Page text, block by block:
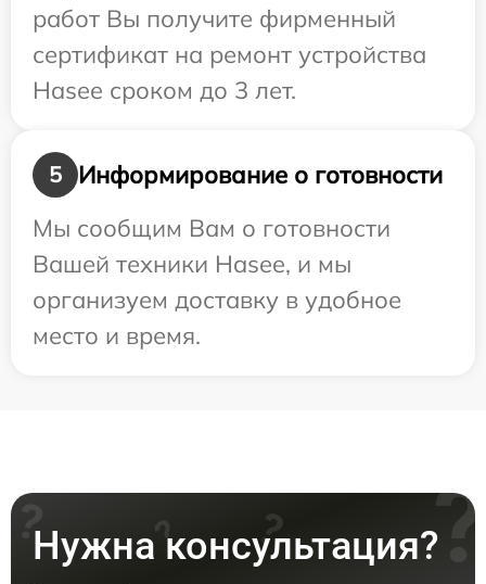
работ Вы получите фирменный
сертификат на ремонт устройства
Hasee сроком до 3 лет.
5
Информирование о готовности
Мы сообщим Вам о готовности
Вашей техники Hasee, и мы
организуем доставку в удобное
место и время.
Нужна консультация?